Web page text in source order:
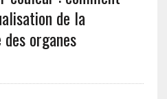
de la
organes